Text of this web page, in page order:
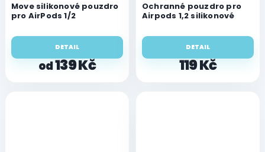
Move silikonové pouzdro
pro AirPods 1/2
od139 Kč
DETAIL
Ochranné pouzdro pro
Airpods 1,2 silikonové
119 Kč
DETAIL